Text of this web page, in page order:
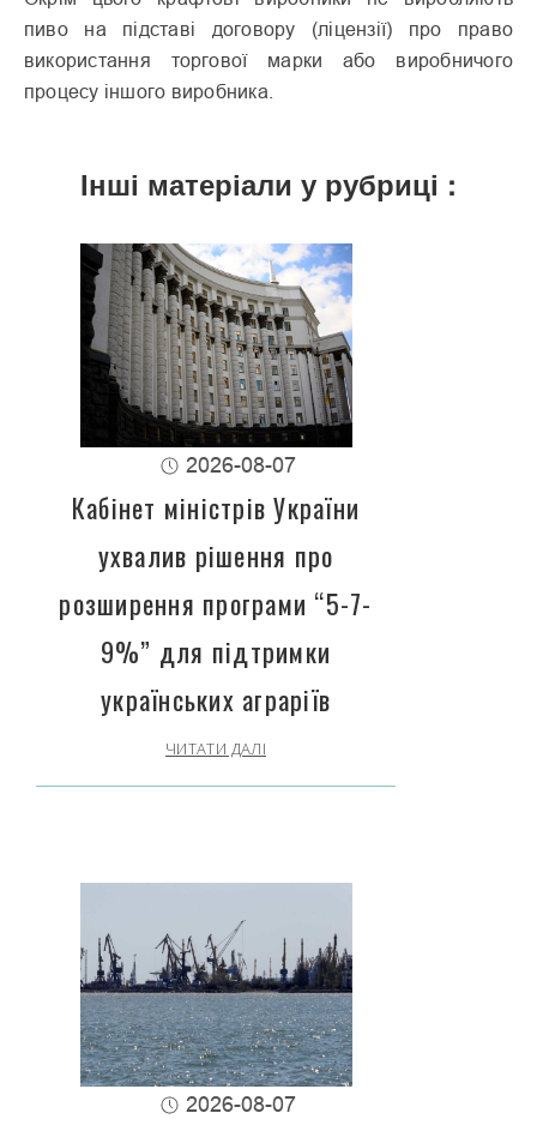
пиво на підставі договору (ліцензії) про право
використання торгової марки або виробничого
процесу іншого виробника.
Інші матеріали у рубриці :
2026-08-07
Кабінет міністрів України
ухвалив рішення про
розширення програми “5-7-
9%” для підтримки
українських аграріїв
ЧИТАТИ ДАЛІ
2026-08-07